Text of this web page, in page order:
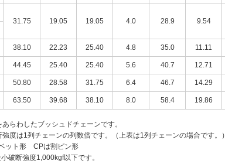
31.75
19.05 19.05 4.0 28.9 9.54
38.10 22.23 25.40 4.8 35.0 11.11
44.45 25.40 25.40 5.6 40.7 12.71
50.80 28.58 31.75 6.4 46.7 14.29
63.50 39.68 38.10 8.0 58.4 19.86
らわしたブッシュドチェーンです。
度は1列チェーンの列数倍です。（上表は1列チェーンの場合です。）
ット形 CPは割ピン形
破断強度1,000kgf以下です。